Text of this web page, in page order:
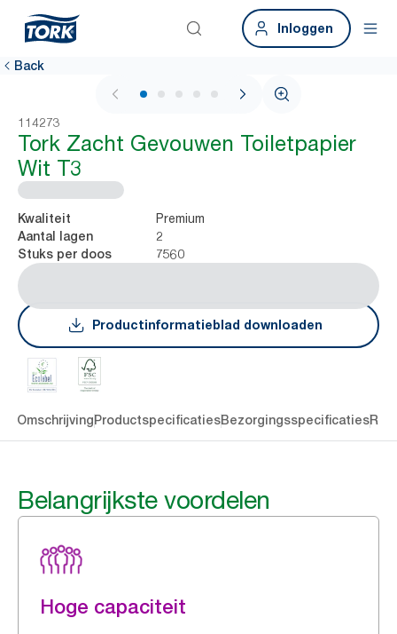
Inloggen
Back
1 / 5
114273
Tork Zacht Gevouwen Toiletpapier
Wit T3
Kwaliteit Premium
Aantal lagen 2
Stuks per doos 7560
Productinformatieblad downloaden
OmschrijvingProductspecificatiesBezorgingsspecificaties
Belangrijkste voordelen
Hoge capaciteit